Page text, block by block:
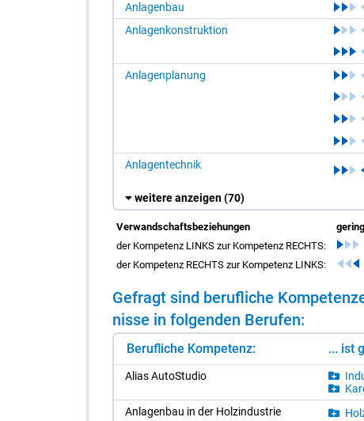
Anlagenbau
Anlagenkonstruktion
Anlagenplanung
Anlagentechnik
weitere anzeigen(70)
Verwandschaftsbeziehungen gering
der Kompetenz LINKS zur Kompetenz RECHTS:
der Kompetenz RECHTS zur Kompetenz LINKS:
Ge­fragt sind be­ruf­li­che
nis­se in fol­gen­den Be­ru­fen:
Berufliche Kompetenz: ... ist
Ali­as Au­to­Stu­dio
An­la­gen­bau in der Holz­in­dus­trie